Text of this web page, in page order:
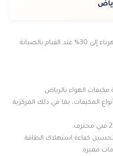
يمكن أن تصل نسبة التوفير في الكهرباء إلى 30% عند القيام بالصيانة
الهواء بالرياض.
المكيفات، بما في ذلك المركزية
كفاءة استهلاك الطاقة.
مميزة.